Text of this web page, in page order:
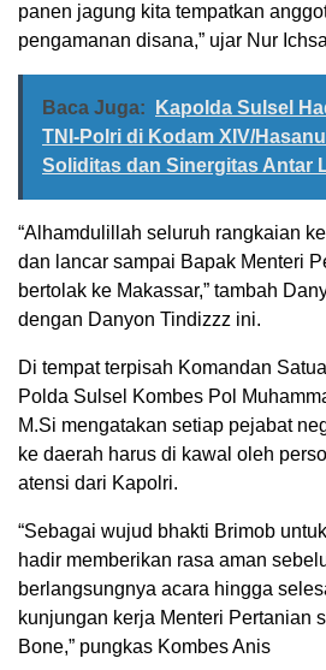
panen jagung kita tempatkan
pengamanan disana,” ujar Nur
Baca Juga:
Kapolda Sulsel
TNI-Polri di Kodam XIV/
Soliditas dan Sinergitas Antar
“Alhamdulillah seluruh rangkaian
dan lancar sampai Bapak Menteri
bertolak ke Makassar,” tambah
dengan Danyon Tindizzz ini.
Di tempat terpisah Komandan
Polda Sulsel Kombes Pol
M.Si mengatakan setiap pejabat
ke daerah harus di kawal oleh
atensi dari Kapolri.
“Sebagai wujud bhakti Brimob
hadir memberikan rasa aman
berlangsungnya acara hingga
kunjungan kerja Menteri Pertanian
Bone,” pungkas Kombes Anis